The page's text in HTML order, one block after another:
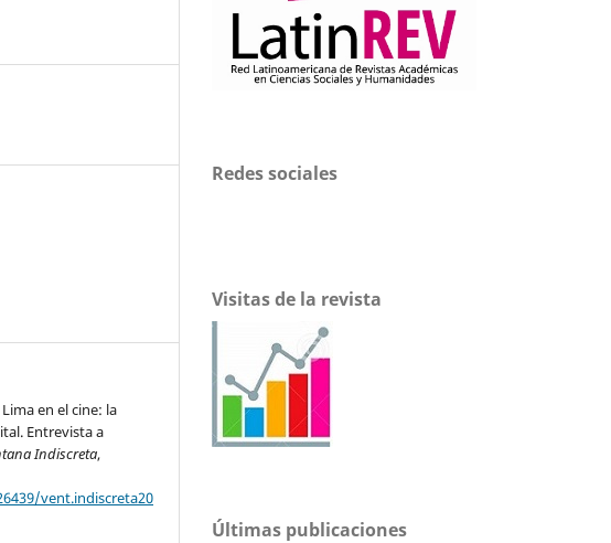
Lima en el cine: la
Entrevista a
Indiscreta,
vent.indiscreta20
Redes sociales
Visitas de la revista
Últimas publicaciones